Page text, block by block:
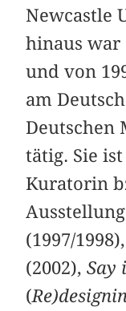
Newcastle
hinaus war
und von
am
Deutschen
tätig. Sie
Kuratorin
(1997/
(2002),Say
(